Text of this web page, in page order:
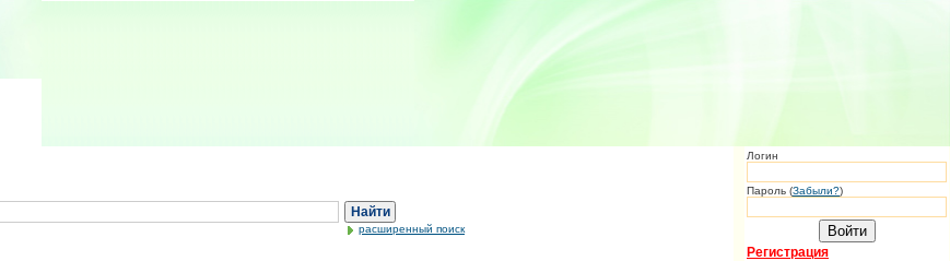
Найти
расширенный поиск
Логин
Пароль (Забыли?)
Регистрация